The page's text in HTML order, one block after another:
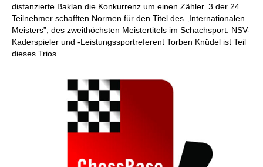
distanzierte Baklan die Konkurrenz um einen Zähler. 3 der 24
Teilnehmer schafften Normen für den Titel des „Internationalen
Meisters”, des zweithöchsten Meistertitels im Schachsport. NSV-
Kaderspieler und -Leistungssportreferent Torben Knüdel ist Teil
dieses Trios.